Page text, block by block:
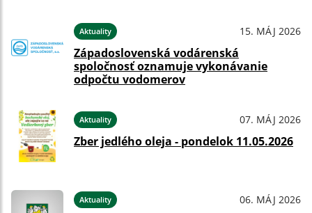
Aktuality 15. MÁJ 2026
Západoslovenská vodárenská
spoločnosť oznamuje vykonávanie
odpočtu vodomerov
Aktuality 07. MÁJ 2026
Zber jedlého oleja - pondelok 11.05.2026
Aktuality 06. MÁJ 2026